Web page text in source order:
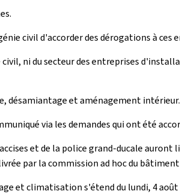
civil d'accorder des dérogations à ces
ni du secteur des entreprises
désamiantage et aménagement intérieur.
via les demandes qui ont été
et de la police grand-ducale auront
par la commission ad hoc du
et climatisation s'étend du lundi, 4 août